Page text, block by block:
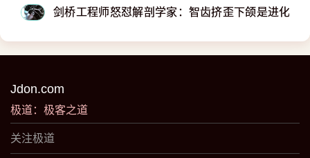
剑桥工程师怒怼解剖学家：智齿挤歪下颌是进化败
Jdon.com
极道：极客之道
关注极道